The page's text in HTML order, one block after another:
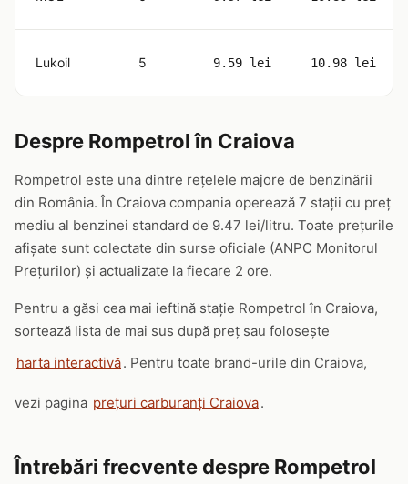
Lukoil 5 9.59 lei 10.98 lei
Despre Rompetrol în Craiova
Rompetrol este una dintre rețelele majore de benzinării
din România. În Craiova compania operează 7 stații cu preț
mediu al benzinei standard de 9.47 lei/litru. Toate prețurile
afișate sunt colectate din surse oficiale (ANPC Monitorul
Prețurilor) și actualizate la fiecare 2 ore.
Pentru a găsi cea mai ieftină stație Rompetrol în Craiova,
sortează lista de mai sus după preț sau folosește
harta interactivă. Pentru toate brand-urile din Craiova,
vezi pagina prețuri carburanți Craiova.
Întrebări frecvente despre Rompetrol